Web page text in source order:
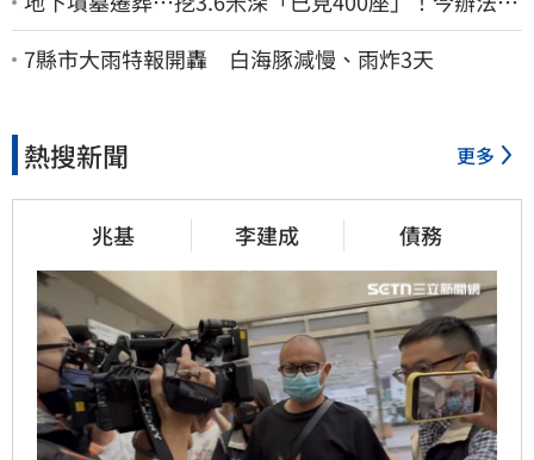
安撫祖先
7縣市大雨特報開轟 白海豚減慢、雨炸3天
熱搜新聞 更多
兆基 李建成 債務